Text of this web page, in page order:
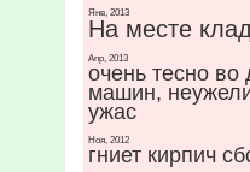
Янв, 2013
На месте
Апр, 2013
очень тесно во
машин,
ужас
Ноя, 2012
гниет кирпич